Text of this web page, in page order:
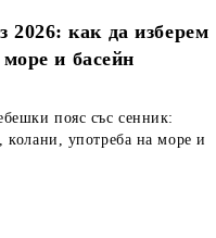
2026: как да изберем
и басейн
пояс със сенник:
колани, употреба на море и